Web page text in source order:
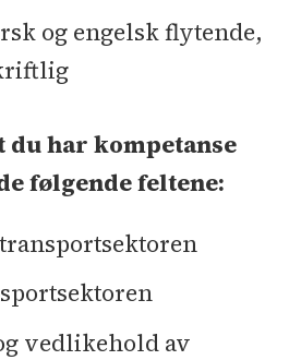
og engelsk flytende,
du har kompetanse
følgende feltene:
vedlikehold av